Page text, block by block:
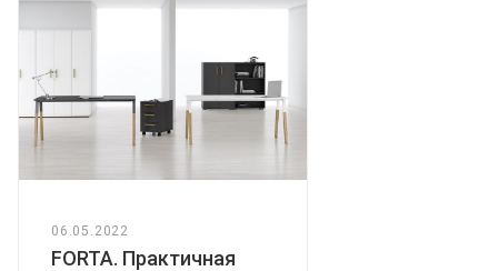
06.05.2022
FORTA. Практичная